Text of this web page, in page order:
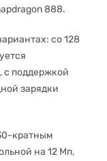
888.
со 128
с поддержкой
зарядки
кратным
на 12 Мп,